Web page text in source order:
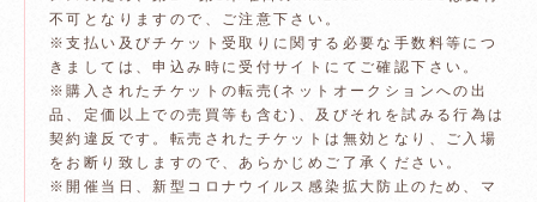
不可となりますので、ご注意下さい。
※支払い及びチケット受取りに関する必要な手数料等につ
きましては、申込み時に受付サイトにてご確認下さい。
※購入されたチケットの転売(ネットオークションへの出
品、定価以上での売買等も含む)、及びそれを試みる行為は
契約違反です。転売されたチケットは無効となり、ご入場
をお断り致しますので、あらかじめご了承ください。
※開催当日、新型コロナウイルス感染拡大防止のため、マ